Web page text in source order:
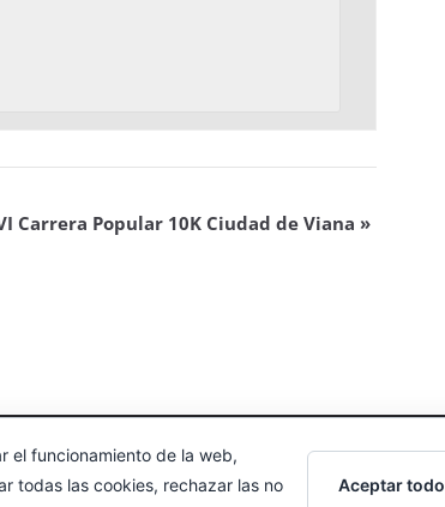
Carrera Popular 10K Ciudad de Viana »
el funcionamiento de la web,
todas las cookies, rechazar las no
Aceptar todo